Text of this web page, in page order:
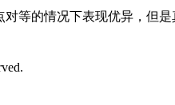
等的情况下表现优异，但